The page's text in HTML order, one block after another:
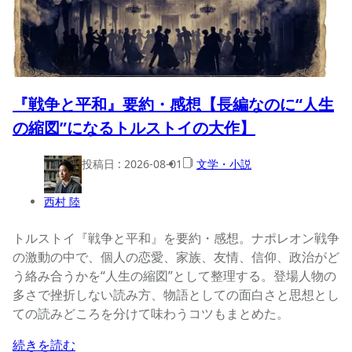
『戦争と平和』要約・感想【長編なのに“人生
の縮図”になるトルストイの大作】
西村 陸
投稿日 : 2026-08-01 文学・小説
トルストイ『戦争と平和』を要約・感想。ナポレオン戦争
の激動の中で、個人の恋愛、家族、友情、信仰、政治がど
う絡み合うかを“人生の縮図”として整理する。登場人物の
多さで挫折しない読み方、物語としての面白さと思想とし
ての読みどころを分けて味わうコツもまとめた。
続きを読む